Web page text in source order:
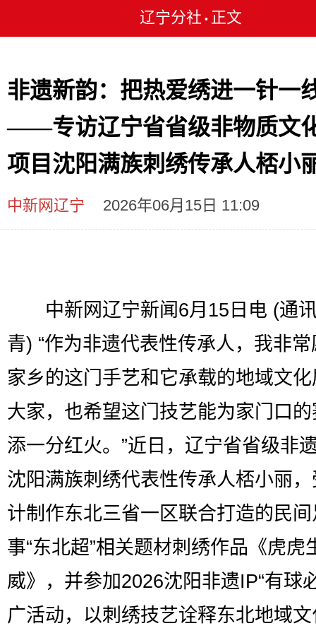
辽宁分社 • 正文
非遗新韵：把热爱绣进一针一
——专访辽宁省省级非物质文
项目沈阳满族刺绣传承人桮小
中新网辽宁 2026年06月15日 11:09
中新网辽宁新闻6月15日电 (通
青) “作为非遗代表性传承人，我非
家乡的这门手艺和它承载的地域文
大家，也希望这门技艺能为家门口
添一分红火。”近日，辽宁省省级非
沈阳满族刺绣代表性传承人桮小丽
计制作东北三省一区联合打造的民
事“东北超”相关题材刺绣作品《虎虎
威》，并参加2026沈阳非遗IP“有球
广活动，以刺绣技艺诠释东北地域